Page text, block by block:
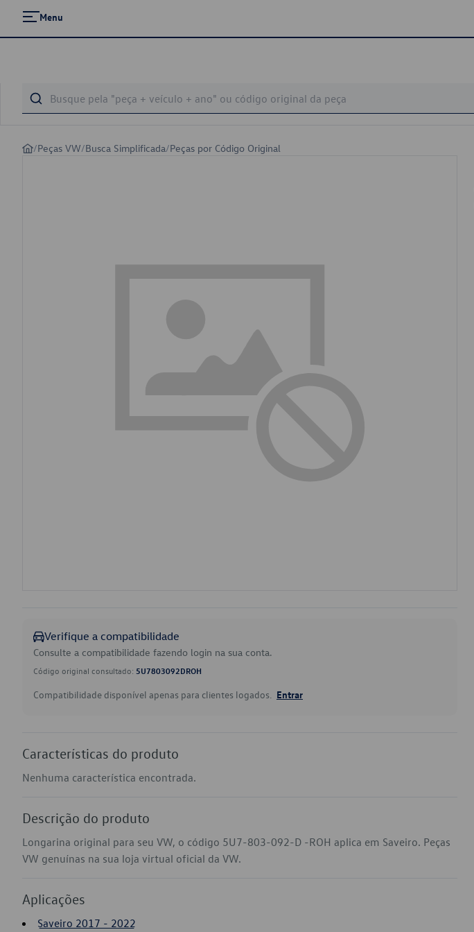
Menu
/Peças VW/Busca Simplificada/Peças por Código Original
Verifique a compatibilidade
Consulte a compatibilidade fazendo login na sua conta.
Código original consultado: 5U7803092DROH
Compatibilidade disponível apenas para clientes logados. Entrar
Características do produto
Nenhuma característica encontrada.
Descrição do produto
Longarina original para seu VW, o código 5U7-803-092-D -ROH aplica em Saveiro. Peças
VW genuínas na sua loja virtual oficial da VW.
Aplicações
Saveiro 2017 - 2022